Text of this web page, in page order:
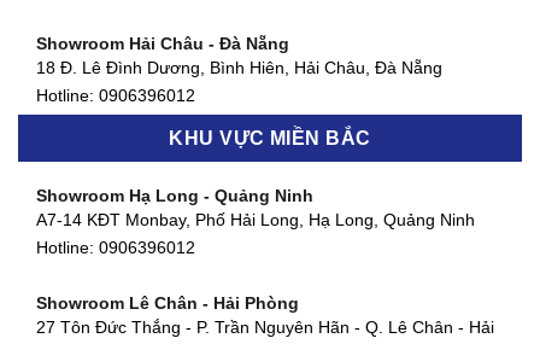
Showroom Quận 7 - TP. HCM
877 Huỳnh Tấn Phát, Phú Thuận, Quận 7, TP HCM
Hotline:0906396012
580 Phan Văn Trị, Phường 7, Quận 5, TP HCM
Hotline:0906396012
90 Đ. Cộng Hòa, Phường 4, Tân Bình, TP HCM
Hotline:0906396012
Showroom Hải Châu - Đà Nẵng
18 Đ. Lê Đình Dương, Bình Hiên, Hải Châu, Đà Nẵng
Hotline: 0906396012
Showroom Thanh Khê - Đà Nẵng
Hotline:0906396012
Showroom Cẩm Lệ - Đà Nẵng
Hotline:0906396012
KHU VỰC MIỀN BẮC
Showroom Hạ Long - Quảng Ninh
A7-14 KĐT Monbay, Phố Hải Long, Hạ Long, Quảng Ninh
Hotline: 0906396012
Showroom Lê Chân - Hải Phòng
27 Tôn Đức Thắng - P. Trần Nguyên Hãn - Q. Lê Chân - Hải